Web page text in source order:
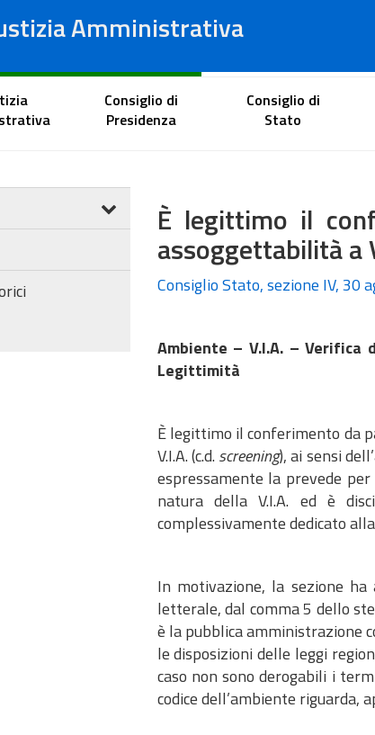
Amministrativa
Amministrativi Regionali
del cittadinoConsiglio di
Presidenza
Consiglio di
Stato
È legittimo il
assoggettabilità a
Consiglio Stato, sezione IV, 30
Ambiente – V.I.A. –
Legittimità
È legittimo il conferimento da
V.I.A. (c.d. screening), ai sensi
espressamente la prevede
natura della V.I.A. ed è
complessivamente dedicato
In motivazione, la sezione
letterale, dal comma 5 dello
è la pubblica amministrazione
le disposizioni delle leggi
caso non sono derogabili i
codice dell’ambiente riguarda,